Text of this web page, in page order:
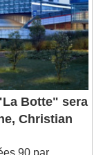
Botte" sera
Christian